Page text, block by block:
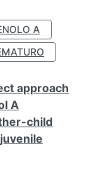
A
approach
A
child